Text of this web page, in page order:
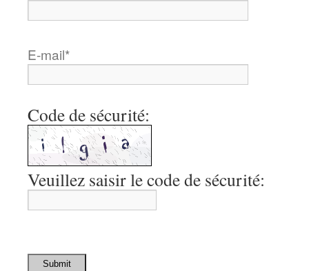
E-mail*
Code de sécurité:
Veuillez saisir le code de sécurité:
Submit